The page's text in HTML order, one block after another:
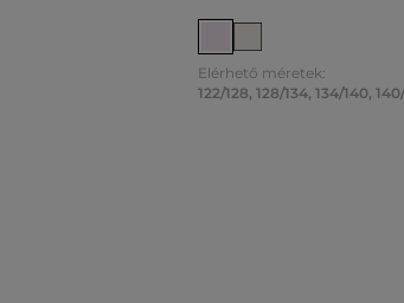
Elérhető méretek:
122/128, 128/134, 134/140,